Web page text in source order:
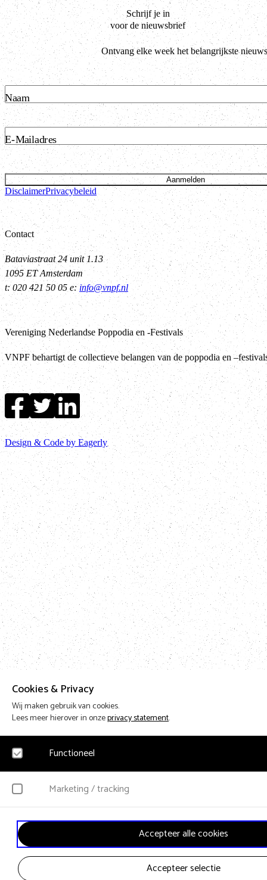
Cookies & Privacy
Wij maken gebruik van cookies.
Lees meer hierover in onzeprivacy statement.
Functioneel
Noodzakelijk
geplaatst. Hierbij worden geen persoonsgegevens verzameld.
Marketing / tracking
YouTube
Klikgedrag, bekeken video’s en aangepaste voorkeuren worden verzameld.
gebruikersgedrag wordt gebruikt voor advertenties.
Accepteer alle cookies
Accepteer selectie
Schrijf je in
voor de nieuwsbrief
Ontvang elke week het belangrijkste
Naam
E-Mailadres
Aanmelden
DisclaimerPrivacybeleid
Contact
Bataviastraat 24 unit 1.13
1095 ET Amsterdam
t: 020 421 50 05 e:info@vnpf.nl
Vereniging Nederlandse Poppodia en -Festivals
VNPF behartigt de collectieve belangen van de poppodia en
Design & Code by Eagerly